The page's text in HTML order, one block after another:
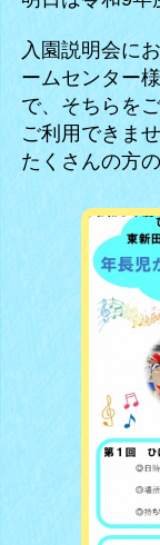
入園説明会に
ームセンター
で、そちらを
ご利用できませ
たくさんの方